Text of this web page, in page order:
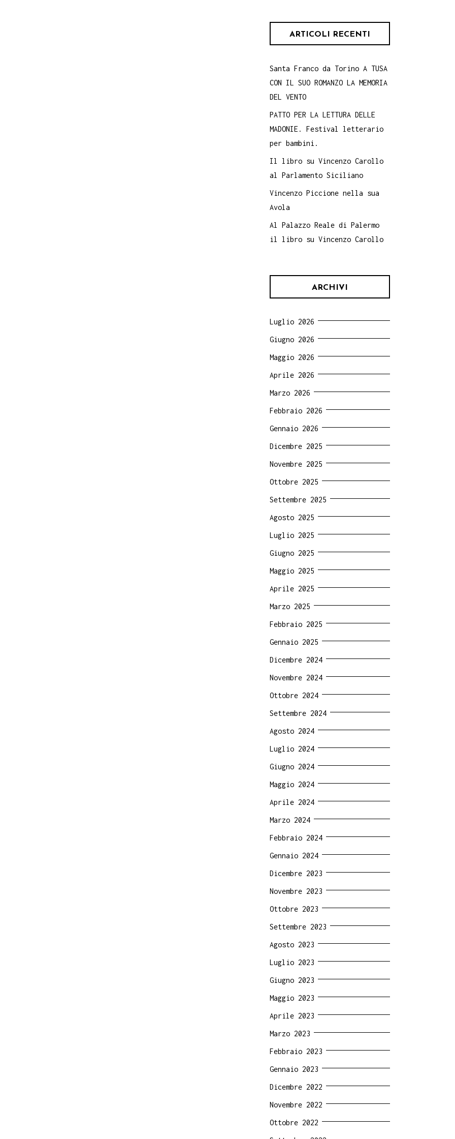
ARTICOLI RECENTI
Santa Franco da Torino A TUSA
CON IL SUO ROMANZO LA MEMORIA
DEL VENTO
PATTO PER LA LETTURA DELLE
MADONIE. Festival letterario
per bambini.
Il libro su Vincenzo Carollo
al Parlamento Siciliano
Vincenzo Piccione nella sua
Avola
Al Palazzo Reale di Palermo
il libro su Vincenzo Carollo
ARCHIVI
Luglio 2026
Giugno 2026
Maggio 2026
Aprile 2026
Marzo 2026
Febbraio 2026
Gennaio 2026
Dicembre 2025
Novembre 2025
Ottobre 2025
Settembre 2025
Agosto 2025
Luglio 2025
Giugno 2025
Maggio 2025
Aprile 2025
Marzo 2025
Febbraio 2025
Gennaio 2025
Dicembre 2024
Novembre 2024
Ottobre 2024
Settembre 2024
Agosto 2024
Luglio 2024
Giugno 2024
Maggio 2024
Aprile 2024
Marzo 2024
Febbraio 2024
Gennaio 2024
Dicembre 2023
Novembre 2023
Ottobre 2023
Settembre 2023
Agosto 2023
Luglio 2023
Giugno 2023
Maggio 2023
Aprile 2023
Marzo 2023
Febbraio 2023
Gennaio 2023
Dicembre 2022
Novembre 2022
Ottobre 2022